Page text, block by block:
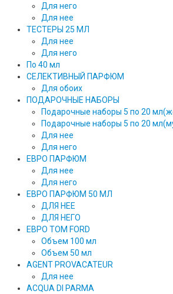
Для него
Для нее
ТЕСТЕРЫ 25 МЛ
Для нее
Для него
По 40 мл
СЕЛЕКТИВНЫЙ ПАРФЮМ
Для обоих
ПОДАРОЧНЫЕ НАБОРЫ
Подарочные наборы 5 по 20
Подарочные наборы 5 по 20
Для нее
Для него
ЕВРО ПАРФЮМ
Для нее
Для него
ЕВРО ПАРФЮМ 50 МЛ
ДЛЯ НЕЕ
ДЛЯ НЕГО
ЕВРО TOM FORD
Объем 100 мл
Объем 50 мл
AGENT PROVACATEUR
Для нее
ACQUA DI PARMA